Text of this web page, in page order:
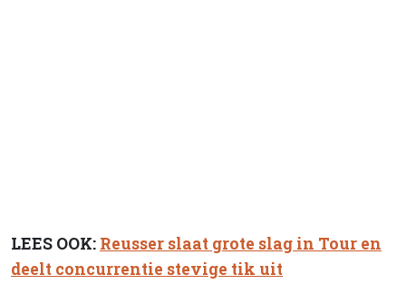
LEES OOK: Reusser slaat grote slag in Tour en
deelt concurrentie stevige tik uit